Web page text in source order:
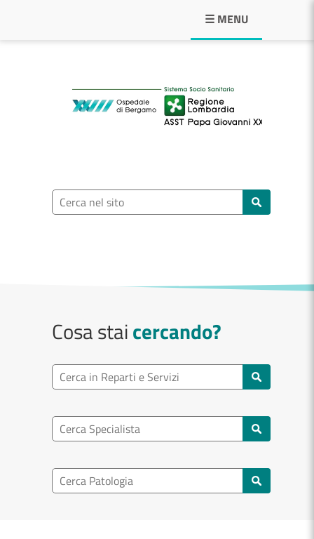
☰ MENU
ASST Papa
Ricerca nel sito
Cosa staicercando?
Ricerca reparto
Ricerca specialisti
Ricerca nel patologia